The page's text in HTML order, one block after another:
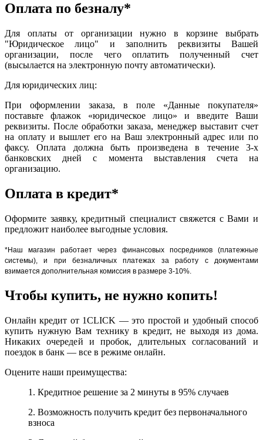
Оплата по безналу*
Для оплаты от организации нужно в корзине выбрать
"Юридическое лицо" и заполнить реквизиты Вашей
организации, после чего оплатить полученный счет
(высылается на электронную почту автоматически).
Для юридических лиц:
При оформлении заказа, в поле «Данные покупателя»
поставьте флажок «юридическое лицо» и введите Ваши
реквизиты. После обработки заказа, менеджер выставит счет
на оплату и вышлет его на Ваш электронный адрес или по
факсу. Оплата должна быть произведена в течение 3-х
банковских дней с момента выставления счета на
организацию.
Оплата в кредит*
Оформите заявку, кредитный специалист свяжется с Вами и
предложит наиболее выгодные условия.
*Наш магазин работает через финансовых посредников (платежные
системы), и при безналичных платежах за работу с документами
взимается дополнительная комиссия в размере 3-10%.
Чтобы купить, не нужно копить!
Онлайн кредит от 1CLICK — это простой и удобный способ
купить нужную Вам технику в кредит, не выходя из дома.
Никаких очередей и пробок, длительных согласований и
поездок в банк — все в режиме онлайн.
Оцените наши преимущества:
1. Кредитное решение за 2 минуты в 95% случаев
2. Возможность получить кредит без первоначального
взноса